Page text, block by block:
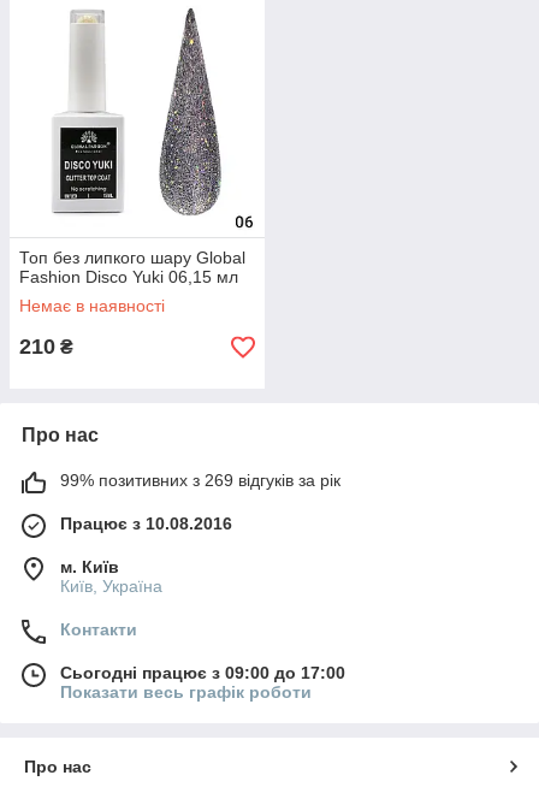
Топ без липкого шару Global
Fashion Disco Yuki 06,15 мл
Немає в наявності
210 ₴
Про нас
99% позитивних з 269 відгуків за рік
Працює з 10.08.2016
м. Київ
Київ, Україна
Контакти
Сьогодні працює з 09:00 до 17:00
Показати весь графік роботи
Про нас